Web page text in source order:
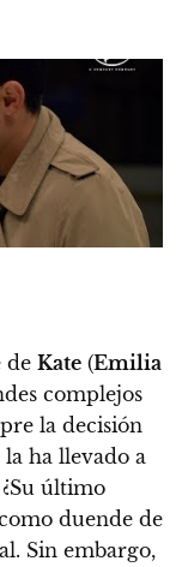
de Kate (Emilia
complejos
la decisión
ha llevado a
último
duende de
Sin embargo,